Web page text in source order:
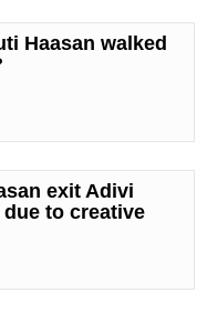
Haasan walked
exit Adivi
due to creative